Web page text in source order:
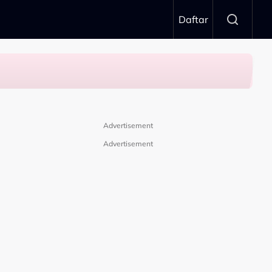
Daftar
Advertisement
Advertisement